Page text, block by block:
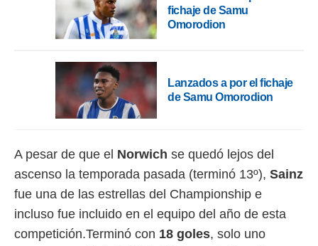
la
del
de
o a través
de
fichaje de Samu
Omorodion
Lanzados a por el fichaje
de Samu Omorodion
A pesar de que el Norwich se quedó lejos del
ascenso la temporada pasada (terminó 13º), Sainz
fue una de las estrellas del Championship e
incluso fue incluido en el equipo del año de esta
competición.Terminó con 18 goles, solo uno